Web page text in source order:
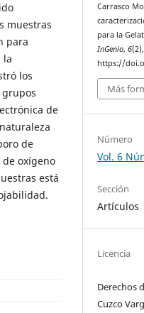
muestras
para
la
los
de
de
oxígeno
está
Carrasco
para la
InGenio,6
https://
Más
Número
Vol. 6
Sección
Artículos
Licencia
Derechos
Cuzco